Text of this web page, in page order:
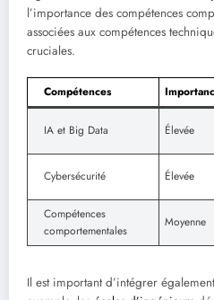
l’importance des compétences
associées aux compétences
cruciales.
Compétences
IA et Big Data Élevée
Cybersécurité Élevée
Compétences
comportementales
Moyenne
Il est important d’intégrer